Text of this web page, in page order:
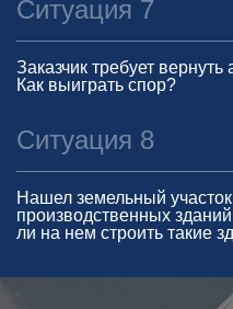
Ситуация 7
Заказчик требует
Как выиграть спор?
Ситуация 8
Нашел земельный участок
производственных
ли на нем строить такие